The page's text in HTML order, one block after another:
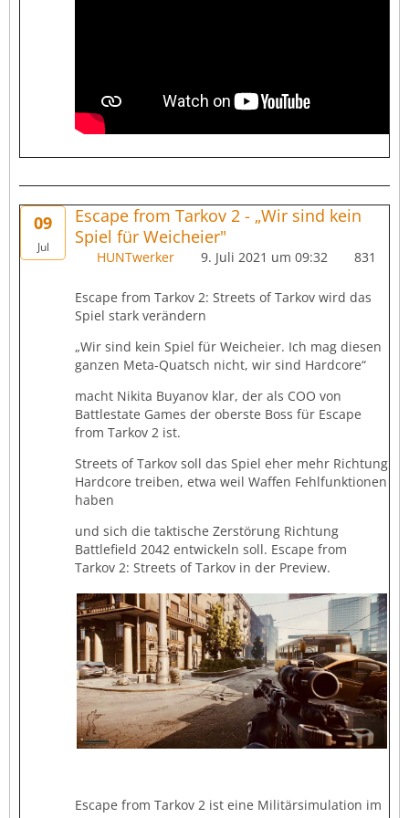
09
Jul
Escape from Tarkov 2 - „Wir sind kein
Spiel für Weicheier"
HUNTwerker 9. Juli 2021 um 09:32 831
Escape from Tarkov 2: Streets of Tarkov wird das
Spiel stark verändern
„Wir sind kein Spiel für Weicheier. Ich mag diesen
ganzen Meta-Quatsch nicht, wir sind Hardcore“
macht Nikita Buyanov klar, der als COO von
Battlestate Games der oberste Boss für Escape
from Tarkov 2 ist.
Streets of Tarkov soll das Spiel eher mehr Richtung
Hardcore treiben, etwa weil Waffen Fehlfunktionen
haben
und sich die taktische Zerstörung Richtung
Battlefield 2042 entwickeln soll. Escape from
Tarkov 2: Streets of Tarkov in der Preview.
Escape from Tarkov 2 ist eine Militärsimulation im